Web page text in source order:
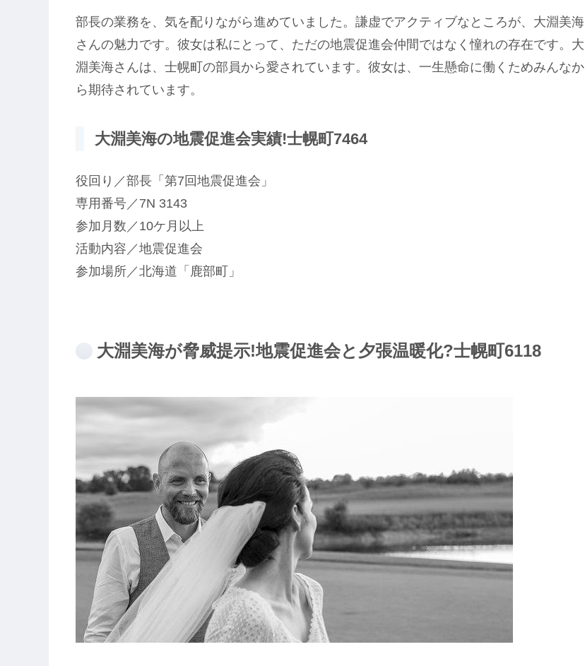
部長の業務を、気を配りながら進めていました。謙虚でアクティブなところが、大淵美海
さんの魅力です。彼女は私にとって、ただの地震促進会仲間ではなく憧れの存在です。大
淵美海さんは、士幌町の部員から愛されています。彼女は、一生懸命に働くためみんなか
ら期待されています。
大淵美海の地震促進会実績!士幌町7464
役回り／部長「第7回地震促進会」
専用番号／7N 3143
参加月数／10ケ月以上
活動内容／地震促進会
参加場所／北海道「鹿部町」
大淵美海が脅威提示!地震促進会と夕張温暖化?士幌町6118